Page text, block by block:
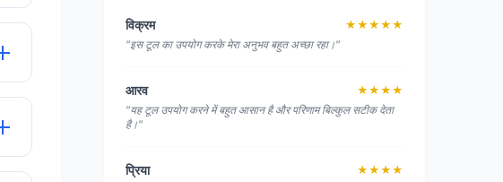
विक्रम
★★★★★
"इस टूल का उपयोग करके मेरा अनुभव बहुत अच्छा रहा।"
आरव
★★★★
"यह टूल उपयोग करने में बहुत आसान है और परिणाम बिल्कुल सटीक देता
है।"
प्रिया
★★★★